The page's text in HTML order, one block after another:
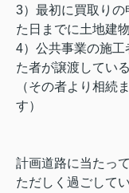
3）最初に買取り
た日までに土地建
4）公共事業の施
た者が譲渡している
（その者より相続
す）
計画道路に当たっ
ただしく過ごして